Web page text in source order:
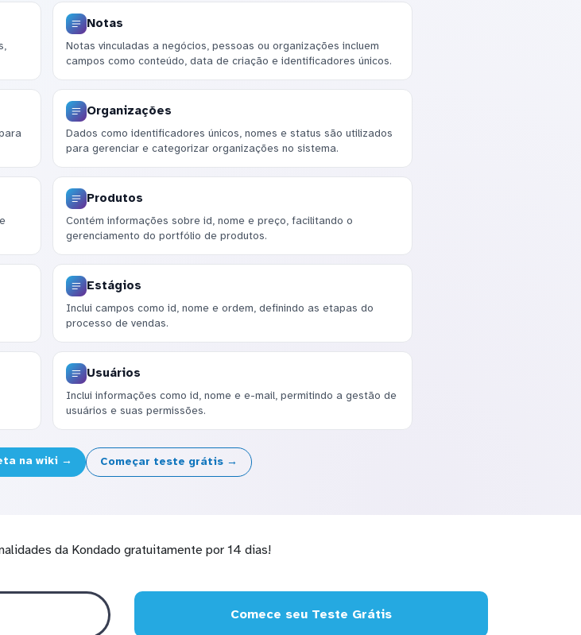
Notas
Notas vinculadas a negócios, pessoas ou organizações incluem
campos como conteúdo, data de criação e identificadores únicos.
Organizações
Dados como identificadores únicos, nomes e status são utilizados
para gerenciar e categorizar organizações no sistema.
Produtos
Contém informações sobre id, nome e preço, facilitando o
gerenciamento do portfólio de produtos.
Estágios
Inclui campos como id, nome e ordem, definindo as etapas do
processo de vendas.
Usuários
Inclui informações como id, nome e e-mail, permitindo a gestão de
usuários e suas permissões.
na wiki → Começar teste grátis →
da Kondado gratuitamente por 14 dias!
Comece seu Teste Grátis